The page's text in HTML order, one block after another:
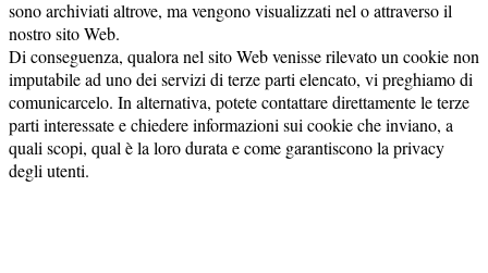
sono archiviati altrove, ma vengono visualizzati nel o attraverso il
nostro sito Web.
Di conseguenza, qualora nel sito Web venisse rilevato un cookie non
imputabile ad uno dei servizi di terze parti elencato, vi preghiamo di
comunicarcelo. In alternativa, potete contattare direttamente le terze
parti interessate e chiedere informazioni sui cookie che inviano, a
quali scopi, qual è la loro durata e come garantiscono la privacy
degli utenti.